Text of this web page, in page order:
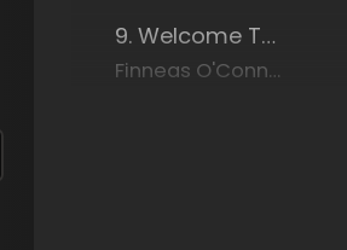
9. Welcome To Texas
Finneas O'Connell